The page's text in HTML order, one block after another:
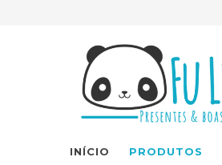
INÍCIO PRODUTOS